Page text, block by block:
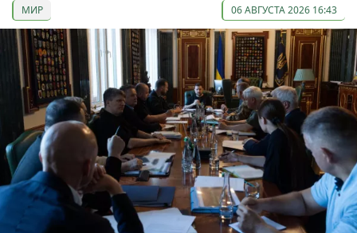
МИР 06 АВГУСТА 2026 16:43